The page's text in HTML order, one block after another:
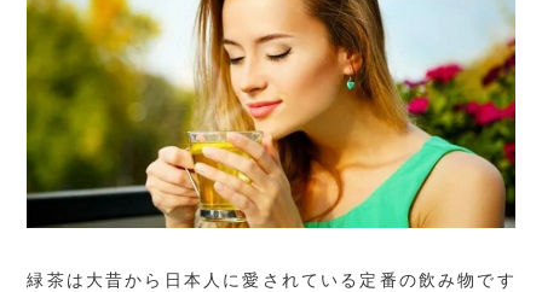
緑茶は大昔から日本人に愛されている定番の飲み物です